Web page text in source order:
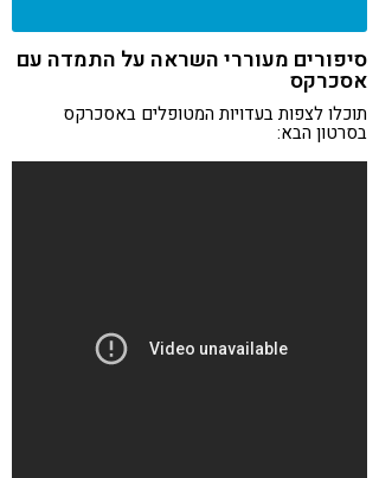
סיפורים מעוררי השראה על התמדה עם
אסכרקס
תוכלו לצפות בעדויות המטופלים באסכרקס
בסרטון הבא: